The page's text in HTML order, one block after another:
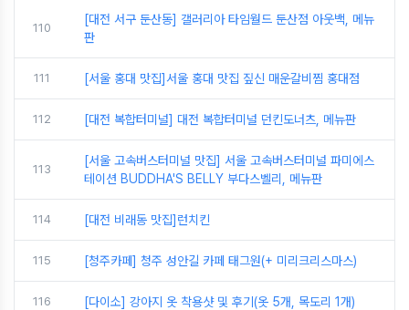
110
[대전 서구 둔산동] 갤러리아 타임월드 둔산점 아웃백, 메뉴
판
111 [서울 홍대 맛집]서울 홍대 맛집 짚신 매운갈비찜 홍대점
112 [대전 복합터미널] 대전 복합터미널 던킨도너츠, 메뉴판
113
[서울 고속버스터미널 맛집] 서울 고속버스터미널 파미에스
테이션 BUDDHA'S BELLY 부다스벨리, 메뉴판
114 [대전 비래동 맛집]런치킨
115 [청주카페] 청주 성안길 카페 태그원(+ 미리크리스마스)
116 [다이소] 강아지 옷 착용샷 및 후기(옷 5개, 목도리 1개)